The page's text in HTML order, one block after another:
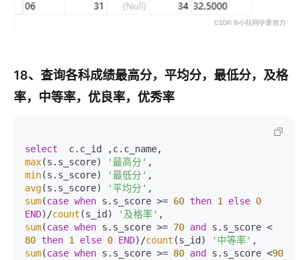
18、查询各科成绩最高分，平均分，最低分，及格
率，中等率，优良率，优秀率
select
max(s.s_score) '最高分'
min(s.s_score) '最低分'
avg(s.s_score) '平均分'
sum(case when s.s_score >= 60 then 1 else 0
END)/count (s_id) '及格率'
sum(case when s.s_score >= 70 and
80 then 1 else 0 END)/count (s_id) '中等率'
sum(case when s.s_score >= 80 and s.s_score <90